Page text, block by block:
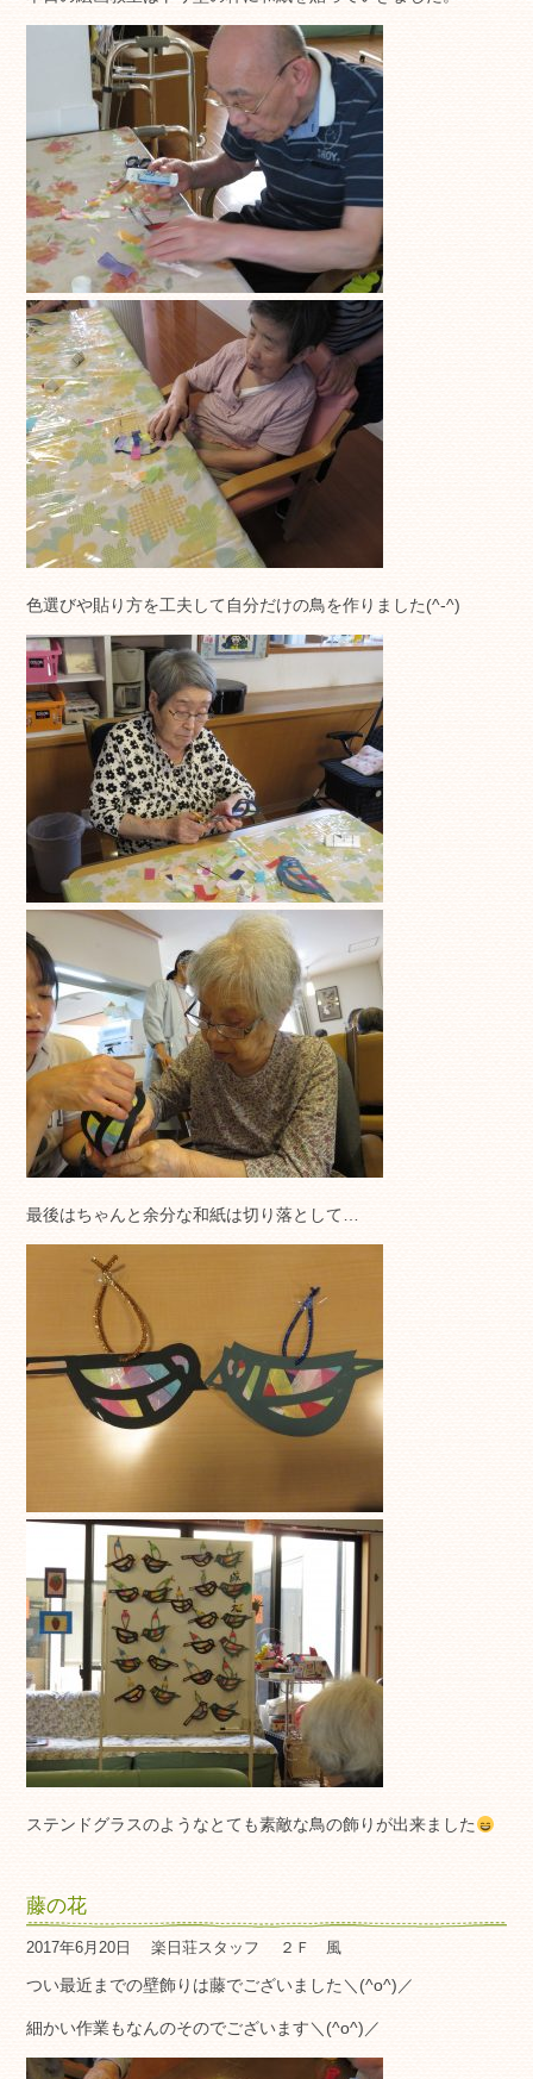
色選びや貼り方を工夫して自分だけの鳥を作りました(^-^)
最後はちゃんと余分な和紙は切り落として…
ステンドグラスのようなとても素敵な鳥の飾りが出来ました
藤の花
2017年6月20日 楽日荘スタッフ ２Ｆ 風
つい最近までの壁飾りは藤でございました＼(^o^)／
細かい作業もなんのそのでございます＼(^o^)／